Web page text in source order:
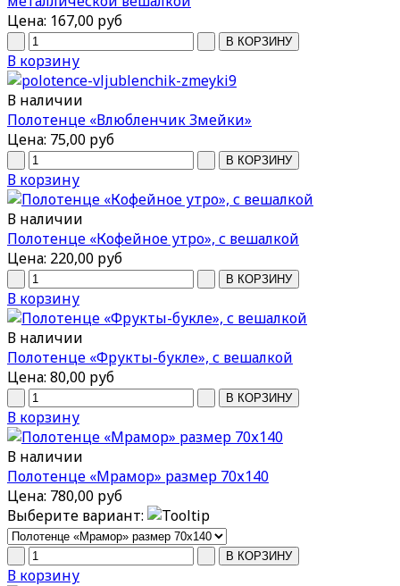
Цена: 167,00 руб
В корзину
В наличии
Полотенце «Влюбленчик Змейки»
Цена: 75,00 руб
В корзину
В наличии
Полотенце «Кофейное утро», с вешалкой
Цена: 220,00 руб
В корзину
В наличии
Полотенце «Фрукты-букле», с вешалкой
Цена: 80,00 руб
В корзину
В наличии
Полотенце «Мрамор» размер 70х140
Цена: 780,00 руб
Выберите вариант:
В корзину